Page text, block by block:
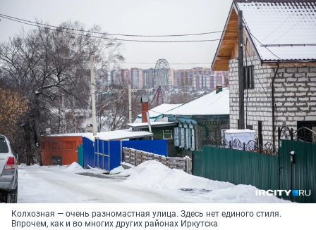
Колхозная — очень разномастная улица. Здесь нет единого стиля.
Впрочем, как и во многих других районах Иркутска